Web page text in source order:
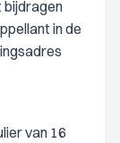
bijdragen
in de
van 16